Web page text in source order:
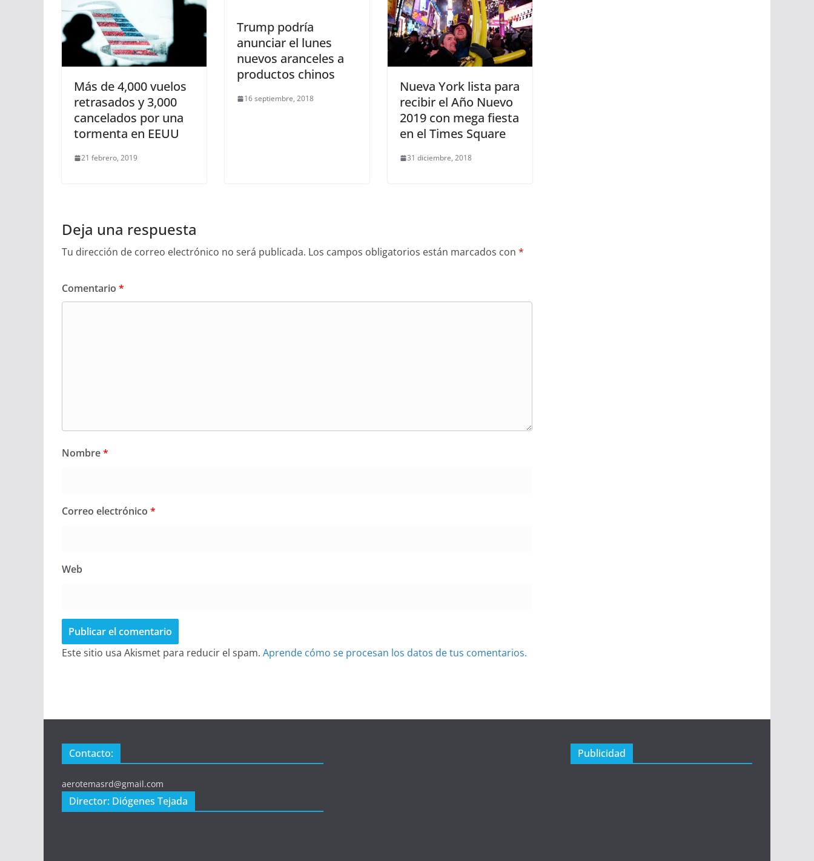
Más de 4,000 vuelos
retrasados y 3,000
cancelados por una
tormenta en EEUU
21 febrero, 2019
Trump podría
anunciar el lunes
nuevos aranceles a
productos chinos
16 septiembre, 2018
Nueva York lista para
recibir el Año Nuevo
2019 con mega fiesta
en el Times Square
31 diciembre, 2018
Deja una respuesta
Tu dirección de correo electrónico no será publicada. Los campos obligatorios están marcados con *
Comentario *
Nombre*
Correo electrónico *
Web
Este sitio usa Akismet para reducir el spam. Aprende cómo se procesan los datos de tus comentarios.
Contacto:
aerotemasrd@gmail.com
Director: Diógenes Tejada
Publicidad